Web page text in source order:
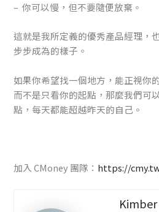
– 你可以慢，但不要隨便放棄。
這就是我所定義的優秀產品經理，
步步成為的樣子。
如果你希望找一個地方，能正視你
而不是只看你的起點，那麼我們可
點，每天都能超越昨天的自己。
加入 CMoney 團隊： https://